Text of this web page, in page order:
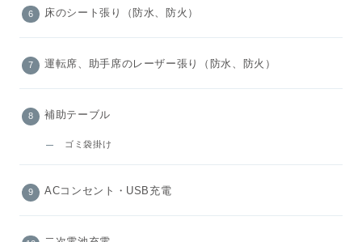
床のシート張り（防水、防火）
運転席、助手席のレーザー張り（防水、防火）
補助テーブル
ゴミ袋掛け
ACコンセント・USB充電